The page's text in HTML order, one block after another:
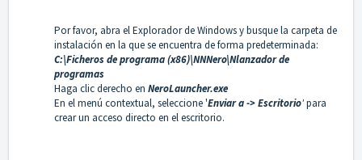
Por favor, abra el Explorador de Windows y busque la carpeta de
instalación en la que se encuentra de forma predeterminada:
C:\Ficheros de programa (x86)\NNNero\Nlanzador de
programas
Haga clic derecho en NeroLauncher.exe
En el menú contextual, seleccione 'Enviar a -> Escritorio'para
crear un acceso directo en el escritorio.